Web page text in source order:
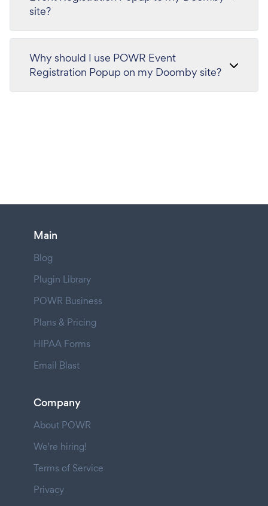
site?
Why should I use POWR Event
Registration Popup on my Doomby site?
Main
Blog
Plugin Library
POWR Business
Plans & Pricing
HIPAA Forms
Email Blast
Company
About POWR
We're hiring!
Terms of Service
Privacy